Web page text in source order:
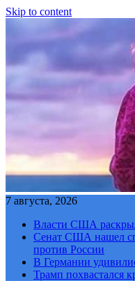
Skip to content
7 августа, 2026
Власти США
Сенат США нашел
против России
В Германии
Трамп